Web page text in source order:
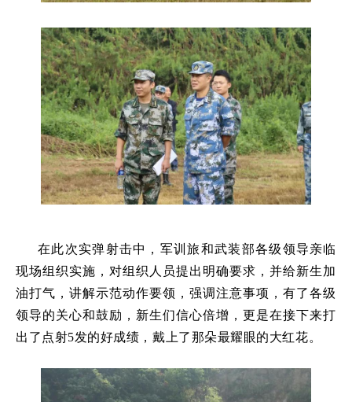
在此次实弹射击中，军训旅和武装部各级领导亲临
现场组织实施，对组织人员提出明确要求，并给新生加
油打气，讲解示范动作要领，强调注意事项，有了各级
领导的关心和鼓励，新生们信心倍增，更是在接下来打
出了点射5发的好成绩，戴上了那朵最耀眼的大红花。